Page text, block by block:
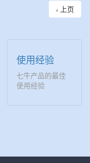
‹ 上页
使用经验
七牛产品的最佳
使用经验